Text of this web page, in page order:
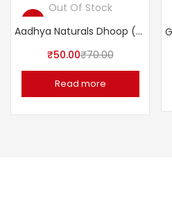
-29%
Out Of Stock
Aadhya Naturals Dhoop (purifying your body mind soul & planets)
₹50.00₹70.00
Read more